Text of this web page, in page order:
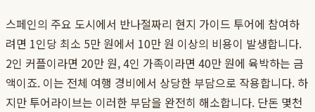
스페인의 주요 도시에서 반나절짜리 현지 가이드 투어에 참여하
려면 1인당 최소 5만 원에서 10만 원 이상의 비용이 발생합니다.
2인 커플이라면 20만 원, 4인 가족이라면 40만 원에 육박하는 금
액이죠. 이는 전체 여행 경비에서 상당한 부담으로 작용합니다. 하
지만 투어라이브는 이러한 부담을 완전히 해소합니다. 단돈 몇천